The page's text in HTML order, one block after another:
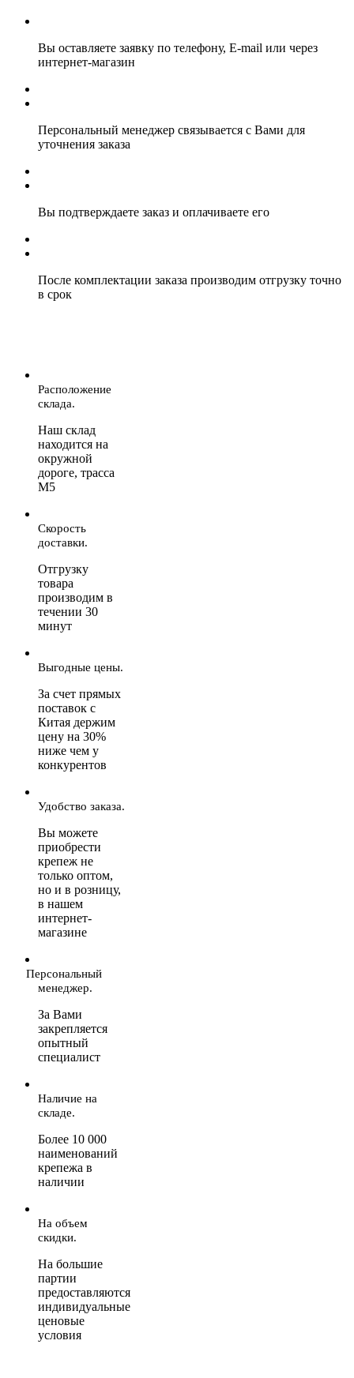
Вы оставляете заявку по телефону, E-mail или через
интернет-магазин
Персональный менеджер связывается с Вами для
уточнения заказа
Вы подтверждаете заказ и оплачиваете его
После комплектации заказа производим отгрузку точно
в срок
Расположение
склада.
Наш склад
находится на
окружной
дороге, трасса
М5
Скорость
доставки.
Отгрузку
товара
производим в
течении 30
минут
Выгодные цены.
За счет прямых
поставок с
Китая держим
цену на 30%
ниже чем у
конкурентов
Удобство заказа.
Вы можете
приобрести
крепеж не
только оптом,
но и в розницу,
в нашем
интернет-
магазине
Персональный
менеджер.
За Вами
закрепляется
опытный
специалист
Наличие на
складе.
Более 10 000
наименований
крепежа в
наличии
На объем
скидки.
На большие
партии
предоставляются
индивидуальные
ценовые
условия